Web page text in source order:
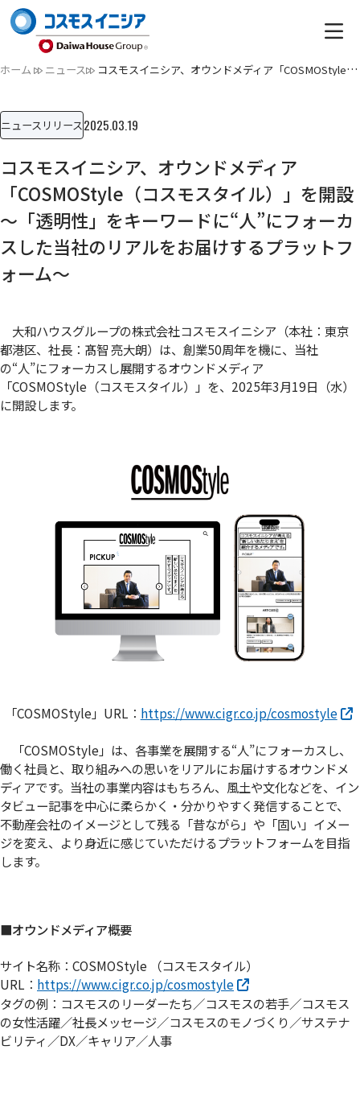
ホーム ニュース コスモスイニシア、オウンドメディア「COSMOStyle（コスモスタ…
ニュースリリース2025.03.19
コスモスイニシア、オウンドメディア
「COSMOStyle（コスモスタイル）」を開設
～「透明性」をキーワードに“人”にフォーカ
スした当社のリアルをお届けするプラットフ
ォーム～
大和ハウスグループの株式会社コスモスイニシア（本社：東京
都港区、社長：髙智 亮大朗）は、創業50周年を機に、当社
の“人”にフォーカスし展開するオウンドメディア
「COSMOStyle（コスモスタイル）」を、2025年3月19日（水）
に開設します。
「COSMOStyle」URL： https://www.cigr.co.jp/cosmostyle
「COSMOStyle」は、各事業を展開する“人”にフォーカスし、
働く社員と、取り組みへの思いをリアルにお届けするオウンドメ
ディアです。当社の事業内容はもちろん、風土や文化などを、イン
タビュー記事を中心に柔らかく・分かりやすく発信することで、
不動産会社のイメージとして残る「昔ながら」や「固い」イメー
ジを変え、より身近に感じていただけるプラットフォームを目指
します。
■オウンドメディア概要
サイト名称：COSMOStyle （コスモスタイル）
URL： https://www.cigr.co.jp/cosmostyle
タグの例：コスモスのリーダーたち／コスモスの若手／コスモス
の女性活躍／社長メッセージ／コスモスのモノづくり／サステナ
ビリティ／DX／キャリア／人事